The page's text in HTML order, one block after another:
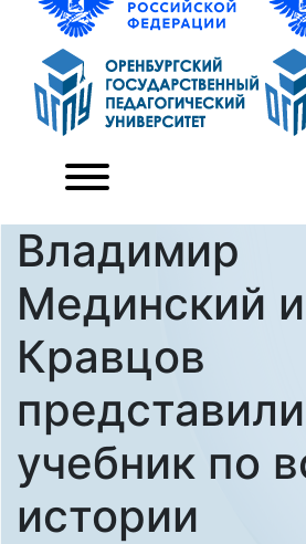
Владимир
Мединский
Кравцов
учебник по
истории